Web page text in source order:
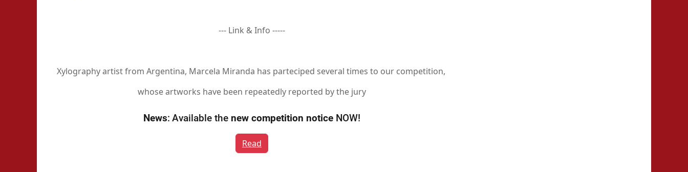
--- Link & Info -----
Xylography artist from Argentina, Marcela Miranda has parteciped several times to our competition,
whose artworks have been repeatedly reported by the jury
News: Available the new competition notice NOW!
Read